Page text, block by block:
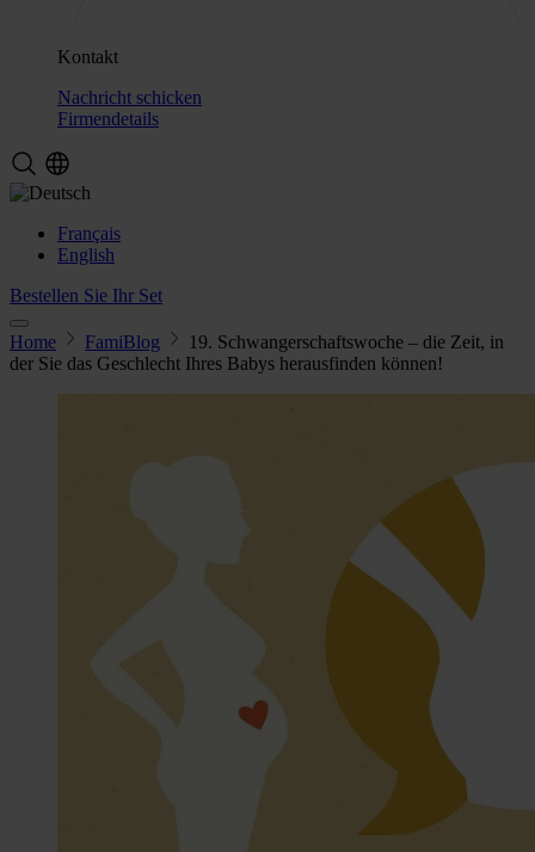
Kontakt
Nachricht schicken
Firmendetails
Français
English
Bestellen Sie Ihr Set
Home FamiBlog
19. Schwangerschaftswoche – die Zeit, in
der Sie das Geschlecht Ihres Babys herausfinden können!